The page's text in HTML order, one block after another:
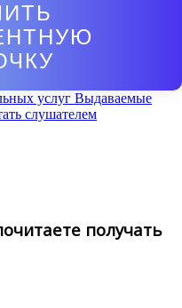
услуг Выдаваемые
слушателем
получать